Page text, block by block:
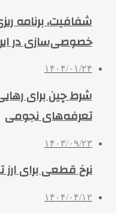
شفافیت، برنامه
خصوصی‌سازی در
۱۴۰۴/۰۱/۲۴
شرط چین برای
تعرفه‌های نجومی
۱۴۰۳/۰۹/۲۳
نرخ قطعی برای
۱۴۰۴/۰۴/۱۲